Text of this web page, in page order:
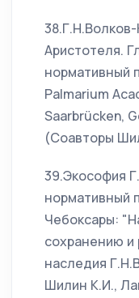
Аристотеля.
нормативный
Palmarium
Saarbrücken,
(Соавторы
39.Экософия
нормативный
Чебоксары:
сохранению и
наследия
Шилин К.И.,